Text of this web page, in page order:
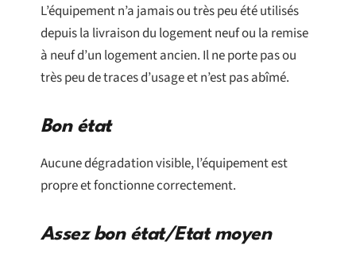
L’équipement n’a jamais ou très peu été utilisés
depuis la livraison du logement neuf ou la remise
à neuf d’un logement ancien. Il ne porte pas ou
très peu de traces d’usage et n’est pas abîmé.
Bon état
Aucune dégradation visible, l’équipement est
propre et fonctionne correctement.
Assez bon état/Etat moyen